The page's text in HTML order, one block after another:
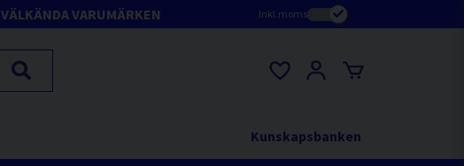
VÄLKÄNDA VARUMÄRKEN Inkl.moms
Kunskapsbanken